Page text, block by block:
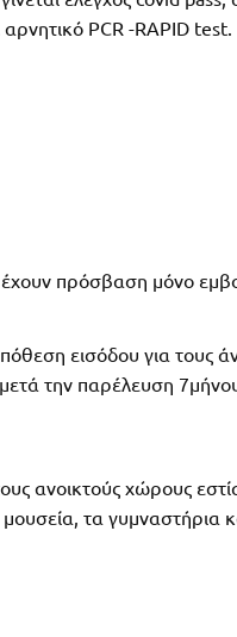
PCR -RAPID test.
πρόσβαση μόνο
εισόδου για τους
την παρέλευση
ανοικτούς χώρους
τα γυμναστήρια